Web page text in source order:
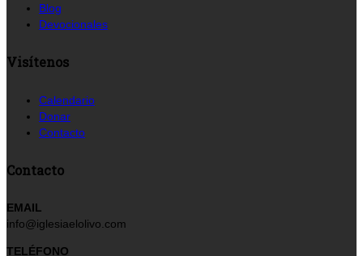
Blog
Devocionales
Visítenos
Calendario
Donar
Contacto
Contacto
EMAIL
info@iglesiaelolivo.com
TELÉFONO